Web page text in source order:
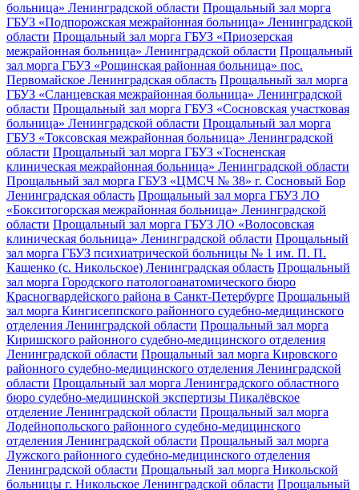
больница» Ленинградской области Прощальный зал морга
ГБУЗ «Подпорожская межрайонная больница» Ленинградской
области Прощальный зал морга ГБУЗ «Приозерская
межрайонная больница» Ленинградской области Прощальный
зал морга ГБУЗ «Рощинская районная больница» пос.
Первомайское Ленинградская область Прощальный зал морга
ГБУЗ «Сланцевская межрайонная больница» Ленинградской
области Прощальный зал морга ГБУЗ «Сосновская участковая
больница» Ленинградской области Прощальный зал морга
ГБУЗ «Токсовская межрайонная больница» Ленинградской
области Прощальный зал морга ГБУЗ «Тосненская
клиническая межрайонная больница» Ленинградской области
Прощальный зал морга ГБУЗ «ЦМСЧ № 38» г. Сосновый Бор
Ленинградская область Прощальный зал морга ГБУЗ ЛО
«Бокситогорская межрайонная больница» Ленинградской
области Прощальный зал морга ГБУЗ ЛО «Волосовская
клиническая больница» Ленинградской области Прощальный
зал морга ГБУЗ психиатрической больницы № 1 им. П. П.
Кащенко (с. Никольское) Ленинградская область Прощальный
зал морга Городского патологоанатомического бюро
Красногвардейского района в Санкт-Петербурге Прощальный
зал морга Кингисеппского районного судебно-медицинского
отделения Ленинградской области Прощальный зал морга
Киришского районного судебно-медицинского отделения
Ленинградской области Прощальный зал морга Кировского
районного судебно-медицинского отделения Ленинградской
области Прощальный зал морга Ленинградского областного
бюро судебно-медицинской экспертизы Пикалёвское
отделение Ленинградской области Прощальный зал морга
Лодейнопольского районного судебно-медицинского
отделения Ленинградской области Прощальный зал морга
Лужского районного судебно-медицинского отделения
Ленинградской области Прощальный зал морга Никольской
больницы г. Никольское Ленинградской области Прощальный